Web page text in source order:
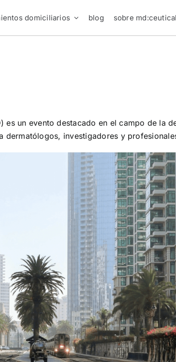
domiciliarios blog sobre
es un evento destacado en el campo de la
investigadores y